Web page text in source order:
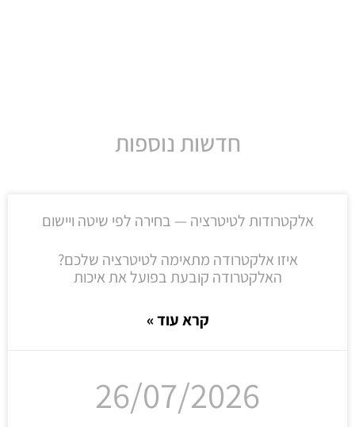
חדשות נוספות
אלקטרודות לטיטרציה — בחירה לפי שיטה ויישום
איזו אלקטרודה מתאימה לטיטרציה שלכם?
האלקטרודה קובעת בפועל את איכות
קרא עוד »
26/07/2026